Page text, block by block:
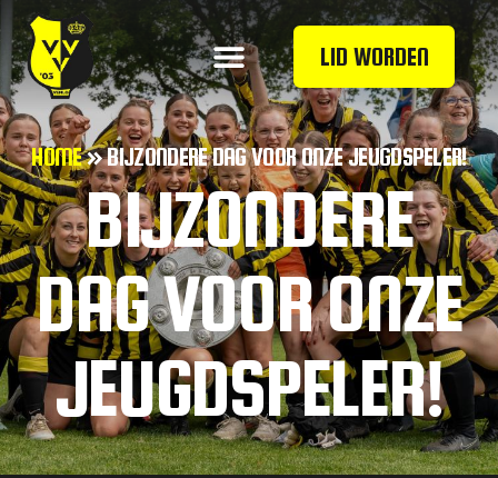
LID WORDEN
HOME»BIJZONDERE DAG VOOR ONZE JEUGDSPELER!
BIJZONDERE
DAG VOOR ONZE
JEUGDSPELER!